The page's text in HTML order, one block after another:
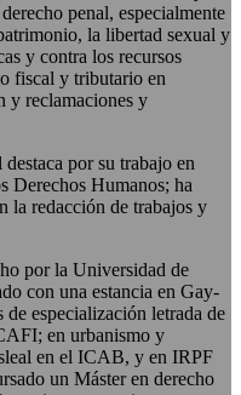
penal, especialmente
la libertad sexual y
y contra los recursos
fiscal y tributario en
y reclamaciones y
por su trabajo en
Derechos Humanos; ha
la redacción de trabajos y
por la Universidad de
con una estancia en Gay-
especialización letrada de
en urbanismo y
en el ICAB, y en IRPF
un Máster en derecho